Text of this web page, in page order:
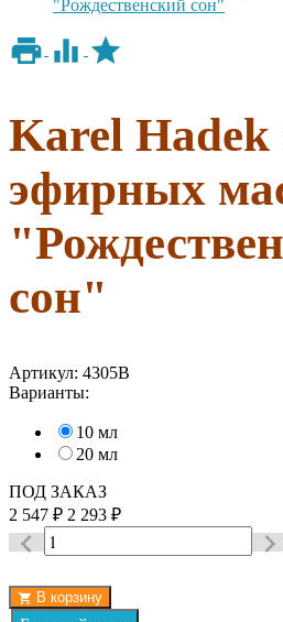
Karel Hadek
эфирных
сон"
Артикул: 4305B
Варианты:
10 мл
20 мл
ПОД ЗАКАЗ
2 547 ₽ 2 293 ₽
В корзину